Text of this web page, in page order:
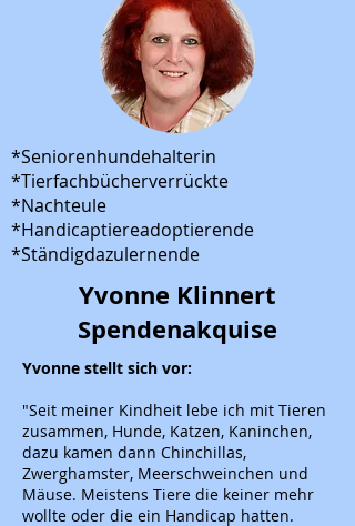
*Seniorenhundehalterin
*Tierfachbücherverrückte
*Nachteule
*Handicaptiereadoptierende
*Ständigdazulernende
Yvonne Klinnert
Spendenakquise
Yvonne stellt sich vor:
"Seit meiner Kindheit lebe ich mit Tieren
zusammen, Hunde, Katzen, Kaninchen,
dazu kamen dann Chinchillas,
Zwerghamster, Meerschweinchen und
Mäuse. Meistens Tiere die keiner mehr
wollte oder die ein Handicap hatten.